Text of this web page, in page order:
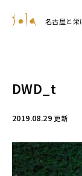
名古屋と栄
DWD_t
2019.08.29更新